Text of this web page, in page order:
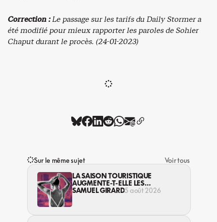
Correction :Le passage sur les tarifs du Daily Stormer a
été modifié pour mieux rapporter les paroles de Sohier
Chaput durant le procès. (24-01-2023)
Sur le même sujet
Voir tous
LA SAISON TOURISTIQUE
AUGMENTE-T-ELLE LES
VIOLENCES CONTRE LES
SAMUEL GIRARD5 août 2026